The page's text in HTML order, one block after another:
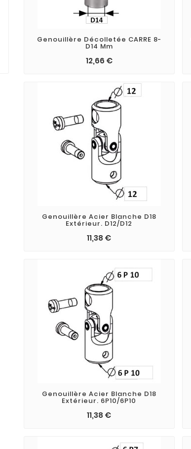
Genouillère Décolletée CARRE 8-
D14 Mm
12,66 €
Genouillère Acier Blanche D18
Extérieur. D12/D12
11,38 €
Genouillère Acier Blanche D18
Extérieur. 6P10/6P10
11,38 €